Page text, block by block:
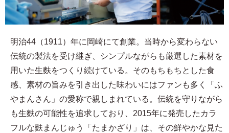
明治44（1911）年に岡崎にて創業。当時から変わらない
伝統の製法を受け継ぎ、シンプルながらも厳選した素材を
用いた生麩をつくり続けている。そのもちもちとした食
感、素材の旨みを引き出した味わいにはファンも多く「ふ
やまんさん」の愛称で親しまれている。伝統を守りながら
も生麩の可能性を追求しており、2015年に発売したカラ
フルな麩まんじゅう「たまかざり」は、その鮮やかな見た